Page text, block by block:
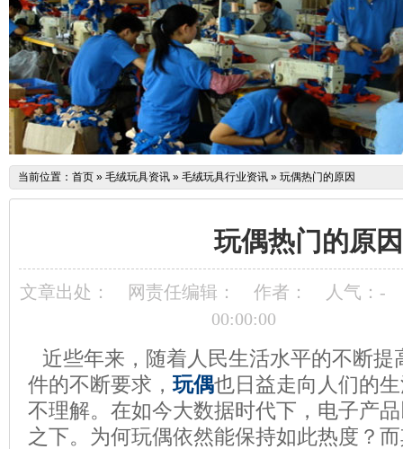
当前位置： 首页 » 毛绒玩具资讯 » 毛绒玩具行业资讯 » 玩偶热门的原因
玩偶热门的原因
文章出处： 网责任编辑： 作者： 人气： -
00:00:00
近些年来，随着人民生活水平的不断提
件的不断要求，玩偶也日益走向人们的
不理解。在如今大数据时代下，电子产
之下。为何玩偶依然能保持如此热度？